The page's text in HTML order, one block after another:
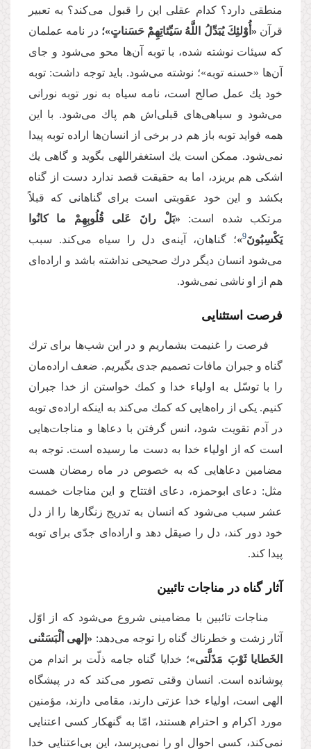
منطقی دارد؟ كدام عقلی این را قبول می‌‌كند؟ به تعبیر
قرآن «أُوْلئِكَ یُبَدِّلُ اللَّهُ سَیِّئاتِهِمْ حَسَناتٍ»؛در نامه عملمان
كه سیئات نوشته شده، با توبه آن‌‌ها محو می‌‌شود و جای
آن‌‌ها «حسنه توبه»؛ نوشته می‌‌شود. باید توجه داشت: توبه
خود یك عمل صالح است، نامه سیاه به نور توبه نورانی
می‌‌شود و سیاهی‌‌های قبلی‌‌اش هم پاك می‌‌شود. با این
همه فواید توبه باز هم در برخی از انسان‌‌ها اراده توبه پیدا
نمی‌‌شود. ممكن است یك استغفراللهی بگوید و گاهی یك
اشكی هم بریزد، اما به حقیقت قصد ندارد دست از گناه
بكشد و این خود عقوبتی است برای گناهانی كه قبلاً
مرتكب شده است: «بَلْ رانَ عَلی قُلُوبِهِمْ ما كانُوا
یَكْسِبُونَ9
»؛ گناهان، آینه‌‌ی دل را سیاه می‌‌كند. سبب
می‌‌شود انسان دیگر درك صحیحی نداشته باشد و اراده‌‌ای
هم از او ناشی نمی‌‌شود.
فرصت استثنایی
فرصت را غنیمت بشماریم و در این شب‌‌ها برای ترك
گناه و جبران مافات تصمیم جدی بگیریم. ضعف اراده‌‌مان
را با توسّل به اولیاء خدا و كمك خواستن از خدا جبران
كنیم. یكی از راه‌‌هایی كه كمك می‌‌كند به اینكه اراده‌‌ی توبه
در آدم تقویت شود، انس گرفتن با دعاها و مناجات‌‌هایی
است كه از اولیاء خدا به دست ما رسیده است. توجه به
مضامین دعاهایی كه به خصوص در ماه رمضان هست
مثل: دعای ابوحمزه، دعای افتتاح و این مناجات خمسه
عشر سبب می‌‌شود كه انسان به تدریج زنگارها را از دل
خود دور كند، دل را صیقل دهد و اراده‌‌ای جدّی برای توبه
پیدا كند.
آثار گناه در مناجات تائبین
مناجات تائبین با مضامینی شروع می‌‌شود كه از اوّل
آثار زشت و خطرناك گناه را توجه می‌‌دهد: «إلهی ألْبَسَتْنی
الخَطایا ثَوْبَ مَذَلَّتی»؛ خدایا گناه جامه ذلّت بر اندام من
پوشانده است. انسان وقتی تصور می‌‌كند كه در پیشگاه
الهی است، اولیاء خدا عزتی دارند، مقامی دارند، مؤمنین
مورد اكرام و احترام هستند، امّا به گنهكار كسی اعتنایی
نمی‌‌كند، كسی احوال او را نمی‌‌پرسد، این بی‌‌اعتنایی خدا